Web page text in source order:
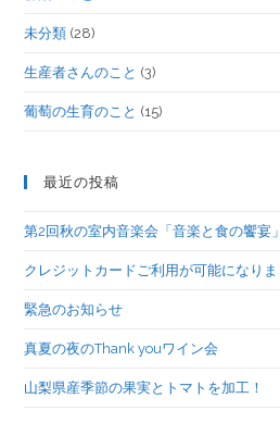
未分類 (28)
生産者さんのこと (3)
葡萄の生育のこと (15)
最近の投稿
第2回秋の室内音楽会「音楽と食の饗宴
クレジットカードご利用が可能になりま
緊急のお知らせ
真夏の夜のThank youワイン会
山梨県産季節の果実とトマトを加工！